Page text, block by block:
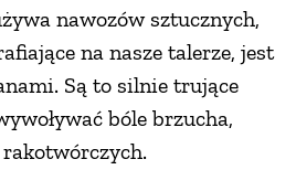
nawozów sztucznych,
na nasze talerze, jest
Są to silnie trujące
bóle brzucha,
INNE